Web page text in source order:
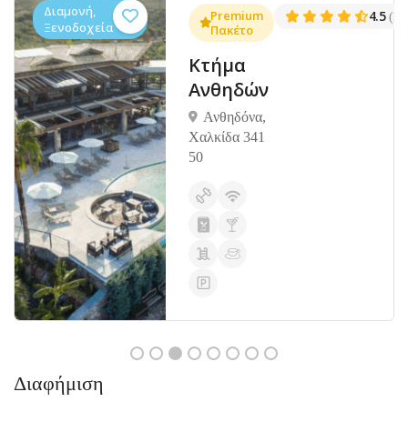
(1381)
Διαμονή,
Ξενοδοχεία
Premium
Πακέτο
Κτήμα
Ανθηδών
Ανθηδόνα,
Χαλκίδα 341
50
4.5
Διαφήμιση